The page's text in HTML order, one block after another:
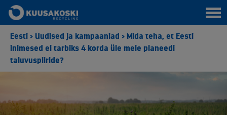
Eesti > Uudised ja kampaaniad > Mida teha, et Eesti
inimesed ei tarbiks 4 korda üle meie planeedi
taluvuspiiride?